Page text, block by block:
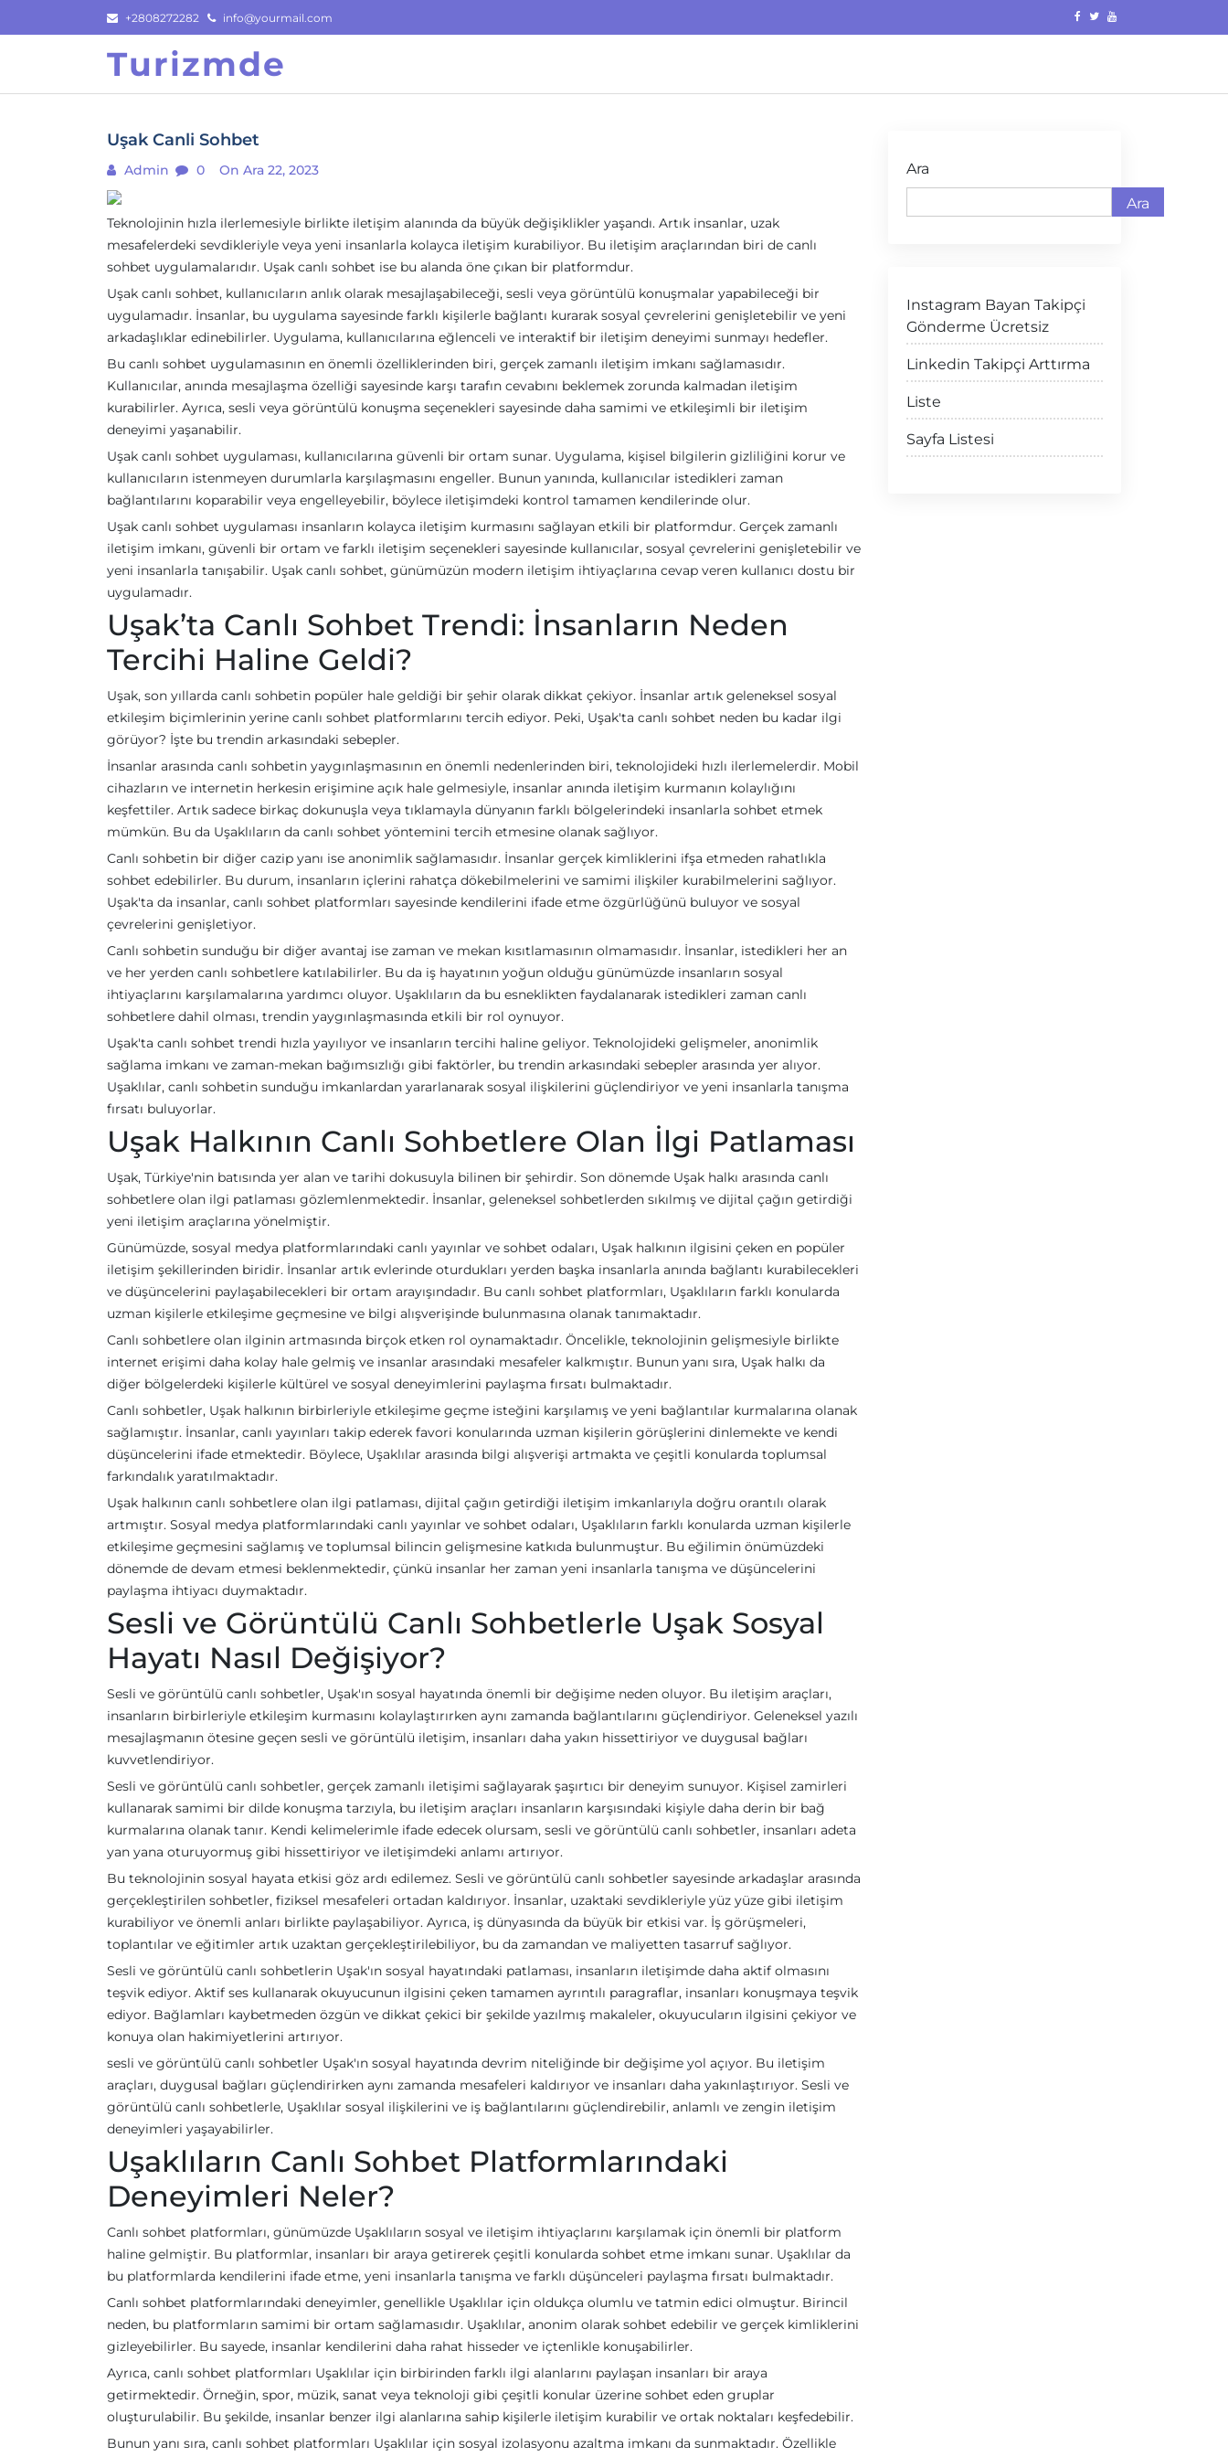
to
+2808272282 info@yourmail.com
Turizmde
Uşak Canli Sohbet
Admin 0 On Ara 22, 2023
Teknolojinin hızla ilerlemesiyle birlikte iletişim alanında da büyük değişiklikler yaşandı. Artık insanlar, uzak
mesafelerdeki sevdikleriyle veya yeni insanlarla kolayca iletişim kurabiliyor. Bu iletişim araçlarından biri de canlı
sohbet uygulamalarıdır. Uşak canlı sohbet ise bu alanda öne çıkan bir platformdur.
Uşak canlı sohbet, kullanıcıların anlık olarak mesajlaşabileceği, sesli veya görüntülü konuşmalar yapabileceği bir
uygulamadır. İnsanlar, bu uygulama sayesinde farklı kişilerle bağlantı kurarak sosyal çevrelerini genişletebilir ve yeni
arkadaşlıklar edinebilirler. Uygulama, kullanıcılarına eğlenceli ve interaktif bir iletişim deneyimi sunmayı hedefler.
Bu canlı sohbet uygulamasının en önemli özelliklerinden biri, gerçek zamanlı iletişim imkanı sağlamasıdır.
Kullanıcılar, anında mesajlaşma özelliği sayesinde karşı tarafın cevabını beklemek zorunda kalmadan iletişim
kurabilirler. Ayrıca, sesli veya görüntülü konuşma seçenekleri sayesinde daha samimi ve etkileşimli bir iletişim
deneyimi yaşanabilir.
Uşak canlı sohbet uygulaması, kullanıcılarına güvenli bir ortam sunar. Uygulama, kişisel bilgilerin gizliliğini korur ve
kullanıcıların istenmeyen durumlarla karşılaşmasını engeller. Bunun yanında, kullanıcılar istedikleri zaman
bağlantılarını koparabilir veya engelleyebilir, böylece iletişimdeki kontrol tamamen kendilerinde olur.
Uşak canlı sohbet uygulaması insanların kolayca iletişim kurmasını sağlayan etkili bir platformdur. Gerçek zamanlı
iletişim imkanı, güvenli bir ortam ve farklı iletişim seçenekleri sayesinde kullanıcılar, sosyal çevrelerini genişletebilir ve
yeni insanlarla tanışabilir. Uşak canlı sohbet, günümüzün modern iletişim ihtiyaçlarına cevap veren kullanıcı dostu bir
uygulamadır.
Uşak’ta Canlı Sohbet Trendi: İnsanların Neden
Tercihi Haline Geldi?
Uşak, son yıllarda canlı sohbetin popüler hale geldiği bir şehir olarak dikkat çekiyor. İnsanlar artık geleneksel sosyal
etkileşim biçimlerinin yerine canlı sohbet platformlarını tercih ediyor. Peki, Uşak'ta canlı sohbet neden bu kadar ilgi
görüyor? İşte bu trendin arkasındaki sebepler.
İnsanlar arasında canlı sohbetin yaygınlaşmasının en önemli nedenlerinden biri, teknolojideki hızlı ilerlemelerdir. Mobil
cihazların ve internetin herkesin erişimine açık hale gelmesiyle, insanlar anında iletişim kurmanın kolaylığını
keşfettiler. Artık sadece birkaç dokunuşla veya tıklamayla dünyanın farklı bölgelerindeki insanlarla sohbet etmek
mümkün. Bu da Uşaklıların da canlı sohbet yöntemini tercih etmesine olanak sağlıyor.
Canlı sohbetin bir diğer cazip yanı ise anonimlik sağlamasıdır. İnsanlar gerçek kimliklerini ifşa etmeden rahatlıkla
sohbet edebilirler. Bu durum, insanların içlerini rahatça dökebilmelerini ve samimi ilişkiler kurabilmelerini sağlıyor.
Uşak'ta da insanlar, canlı sohbet platformları sayesinde kendilerini ifade etme özgürlüğünü buluyor ve sosyal
çevrelerini genişletiyor.
Canlı sohbetin sunduğu bir diğer avantaj ise zaman ve mekan kısıtlamasının olmamasıdır. İnsanlar, istedikleri her an
ve her yerden canlı sohbetlere katılabilirler. Bu da iş hayatının yoğun olduğu günümüzde insanların sosyal
ihtiyaçlarını karşılamalarına yardımcı oluyor. Uşaklıların da bu esneklikten faydalanarak istedikleri zaman canlı
sohbetlere dahil olması, trendin yaygınlaşmasında etkili bir rol oynuyor.
Uşak'ta canlı sohbet trendi hızla yayılıyor ve insanların tercihi haline geliyor. Teknolojideki gelişmeler, anonimlik
sağlama imkanı ve zaman-mekan bağımsızlığı gibi faktörler, bu trendin arkasındaki sebepler arasında yer alıyor.
Uşaklılar, canlı sohbetin sunduğu imkanlardan yararlanarak sosyal ilişkilerini güçlendiriyor ve yeni insanlarla tanışma
fırsatı buluyorlar.
Uşak Halkının Canlı Sohbetlere Olan İlgi Patlaması
Uşak, Türkiye'nin batısında yer alan ve tarihi dokusuyla bilinen bir şehirdir. Son dönemde Uşak halkı arasında canlı
sohbetlere olan ilgi patlaması gözlemlenmektedir. İnsanlar, geleneksel sohbetlerden sıkılmış ve dijital çağın getirdiği
yeni iletişim araçlarına yönelmiştir.
Günümüzde, sosyal medya platformlarındaki canlı yayınlar ve sohbet odaları, Uşak halkının ilgisini çeken en popüler
iletişim şekillerinden biridir. İnsanlar artık evlerinde oturdukları yerden başka insanlarla anında bağlantı kurabilecekleri
ve düşüncelerini paylaşabilecekleri bir ortam arayışındadır. Bu canlı sohbet platformları, Uşaklıların farklı konularda
uzman kişilerle etkileşime geçmesine ve bilgi alışverişinde bulunmasına olanak tanımaktadır.
Canlı sohbetlere olan ilginin artmasında birçok etken rol oynamaktadır. Öncelikle, teknolojinin gelişmesiyle birlikte
internet erişimi daha kolay hale gelmiş ve insanlar arasındaki mesafeler kalkmıştır. Bunun yanı sıra, Uşak halkı da
diğer bölgelerdeki kişilerle kültürel ve sosyal deneyimlerini paylaşma fırsatı bulmaktadır.
Canlı sohbetler, Uşak halkının birbirleriyle etkileşime geçme isteğini karşılamış ve yeni bağlantılar kurmalarına olanak
sağlamıştır. İnsanlar, canlı yayınları takip ederek favori konularında uzman kişilerin görüşlerini dinlemekte ve kendi
düşüncelerini ifade etmektedir. Böylece, Uşaklılar arasında bilgi alışverişi artmakta ve çeşitli konularda toplumsal
farkındalık yaratılmaktadır.
Uşak halkının canlı sohbetlere olan ilgi patlaması, dijital çağın getirdiği iletişim imkanlarıyla doğru orantılı olarak
artmıştır. Sosyal medya platformlarındaki canlı yayınlar ve sohbet odaları, Uşaklıların farklı konularda uzman kişilerle
etkileşime geçmesini sağlamış ve toplumsal bilincin gelişmesine katkıda bulunmuştur. Bu eğilimin önümüzdeki
dönemde de devam etmesi beklenmektedir, çünkü insanlar her zaman yeni insanlarla tanışma ve düşüncelerini
paylaşma ihtiyacı duymaktadır.
Sesli ve Görüntülü Canlı Sohbetlerle Uşak Sosyal
Hayatı Nasıl Değişiyor?
Sesli ve görüntülü canlı sohbetler, Uşak'ın sosyal hayatında önemli bir değişime neden oluyor. Bu iletişim araçları,
insanların birbirleriyle etkileşim kurmasını kolaylaştırırken aynı zamanda bağlantılarını güçlendiriyor. Geleneksel yazılı
mesajlaşmanın ötesine geçen sesli ve görüntülü iletişim, insanları daha yakın hissettiriyor ve duygusal bağları
kuvvetlendiriyor.
Sesli ve görüntülü canlı sohbetler, gerçek zamanlı iletişimi sağlayarak şaşırtıcı bir deneyim sunuyor. Kişisel zamirleri
kullanarak samimi bir dilde konuşma tarzıyla, bu iletişim araçları insanların karşısındaki kişiyle daha derin bir bağ
kurmalarına olanak tanır. Kendi kelimelerimle ifade edecek olursam, sesli ve görüntülü canlı sohbetler, insanları adeta
yan yana oturuyormuş gibi hissettiriyor ve iletişimdeki anlamı artırıyor.
Bu teknolojinin sosyal hayata etkisi göz ardı edilemez. Sesli ve görüntülü canlı sohbetler sayesinde arkadaşlar arasında
gerçekleştirilen sohbetler, fiziksel mesafeleri ortadan kaldırıyor. İnsanlar, uzaktaki sevdikleriyle yüz yüze gibi iletişim
kurabiliyor ve önemli anları birlikte paylaşabiliyor. Ayrıca, iş dünyasında da büyük bir etkisi var. İş görüşmeleri,
toplantılar ve eğitimler artık uzaktan gerçekleştirilebiliyor, bu da zamandan ve maliyetten tasarruf sağlıyor.
Sesli ve görüntülü canlı sohbetlerin Uşak'ın sosyal hayatındaki patlaması, insanların iletişimde daha aktif olmasını
teşvik ediyor. Aktif ses kullanarak okuyucunun ilgisini çeken tamamen ayrıntılı paragraflar, insanları konuşmaya teşvik
ediyor. Bağlamları kaybetmeden özgün ve dikkat çekici bir şekilde yazılmış makaleler, okuyucuların ilgisini çekiyor ve
konuya olan hakimiyetlerini artırıyor.
sesli ve görüntülü canlı sohbetler Uşak'ın sosyal hayatında devrim niteliğinde bir değişime yol açıyor. Bu iletişim
araçları, duygusal bağları güçlendirirken aynı zamanda mesafeleri kaldırıyor ve insanları daha yakınlaştırıyor. Sesli ve
görüntülü canlı sohbetlerle, Uşaklılar sosyal ilişkilerini ve iş bağlantılarını güçlendirebilir, anlamlı ve zengin iletişim
deneyimleri yaşayabilirler.
Uşaklıların Canlı Sohbet Platformlarındaki
Deneyimleri Neler?
Canlı sohbet platformları, günümüzde Uşaklıların sosyal ve iletişim ihtiyaçlarını karşılamak için önemli bir platform
haline gelmiştir. Bu platformlar, insanları bir araya getirerek çeşitli konularda sohbet etme imkanı sunar. Uşaklılar da
bu platformlarda kendilerini ifade etme, yeni insanlarla tanışma ve farklı düşünceleri paylaşma fırsatı bulmaktadır.
Canlı sohbet platformlarındaki deneyimler, genellikle Uşaklılar için oldukça olumlu ve tatmin edici olmuştur. Birincil
neden, bu platformların samimi bir ortam sağlamasıdır. Uşaklılar, anonim olarak sohbet edebilir ve gerçek kimliklerini
gizleyebilirler. Bu sayede, insanlar kendilerini daha rahat hisseder ve içtenlikle konuşabilirler.
Ayrıca, canlı sohbet platformları Uşaklılar için birbirinden farklı ilgi alanlarını paylaşan insanları bir araya
getirmektedir. Örneğin, spor, müzik, sanat veya teknoloji gibi çeşitli konular üzerine sohbet eden gruplar
oluşturulabilir. Bu şekilde, insanlar benzer ilgi alanlarına sahip kişilerle iletişim kurabilir ve ortak noktaları keşfedebilir.
Bunun yanı sıra, canlı sohbet platformları Uşaklılar için sosyal izolasyonu azaltma imkanı da sunmaktadır. Özellikle
Ara
Ara
Instagram Bayan Takipçi
Gönderme Ücretsiz
Linkedin Takipçi Arttırma
Liste
Sayfa Listesi